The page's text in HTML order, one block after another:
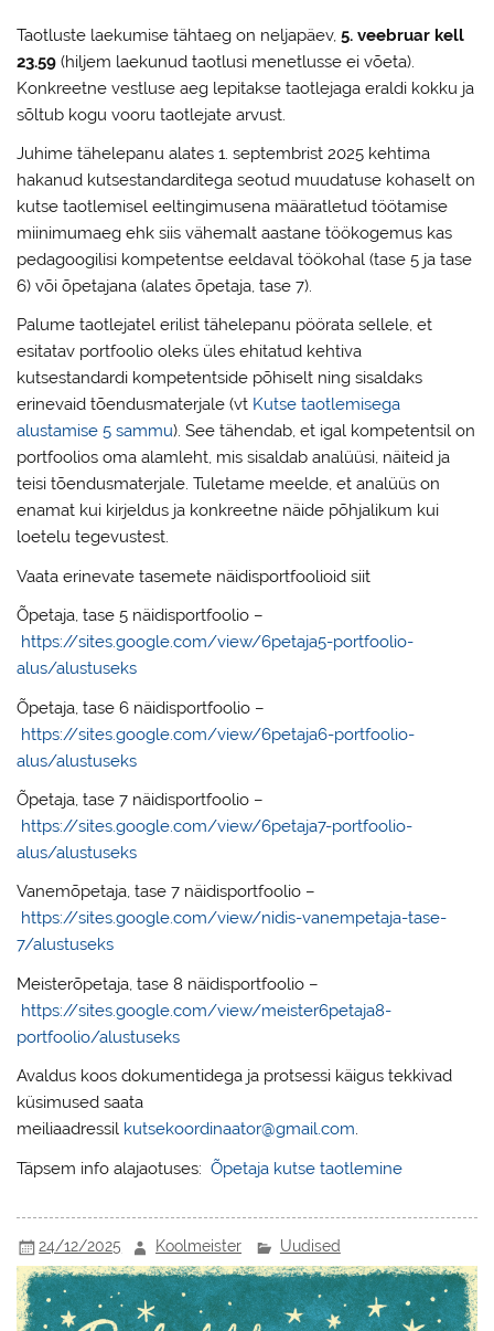
Taotluste laekumise tähtaeg on neljapäev,5. veebruar kell
23.59 (hiljem laekunud taotlusi menetlusse ei võeta).
Konkreetne vestluse aeg lepitakse taotlejaga eraldi kokku ja
sõltub kogu vooru taotlejate arvust.
Juhime tähelepanu alates 1. septembrist 2025 kehtima
hakanud kutsestandarditega seotud muudatuse kohaselt on
kutse taotlemisel eeltingimusena määratletud töötamise
miinimumaeg ehk siis vähemalt aastane töökogemus kas
pedagoogilisi kompetentse eeldaval töökohal (tase 5 ja tase
6) või õpetajana (alates õpetaja, tase 7).
Palume taotlejatel erilist tähelepanu pöörata sellele, et
esitatav portfoolio oleks üles ehitatud kehtiva
kutsestandardi kompetentside põhiselt ning sisaldaks
erinevaid tõendusmaterjale (vt Kutse taotlemisega
alustamise 5 sammu). See tähendab, et igal kompetentsil on
portfoolios oma alamleht, mis sisaldab analüüsi, näiteid ja
teisi tõendusmaterjale. Tuletame meelde, et analüüs on
enamat kui kirjeldus ja konkreetne näide põhjalikum kui
loetelu tegevustest.
Vaata erinevate tasemete näidisportfoolioid siit
Õpetaja, tase 5 näidisportfoolio –
https://sites.google.com/view/6petaja5-portfoolio-
alus/alustuseks
Õpetaja, tase 6 näidisportfoolio –
https://sites.google.com/view/6petaja6-portfoolio-
alus/alustuseks
Õpetaja, tase 7 näidisportfoolio –
https://sites.google.com/view/6petaja7-portfoolio-
alus/alustuseks
Vanemõpetaja, tase 7 näidisportfoolio –
https://sites.google.com/view/nidis-vanempetaja-tase-
7/alustuseks
Meisterõpetaja, tase 8 näidisportfoolio –
https://sites.google.com/view/meister6petaja8-
portfoolio/alustuseks
Avaldus koos dokumentidega ja protsessi käigus tekkivad
küsimused saata
meiliaadressil kutsekoordinaator@gmail.com.
Täpsem info alajaotuses:Õpetaja kutse taotlemine
24/12/2025 Koolmeister Uudised